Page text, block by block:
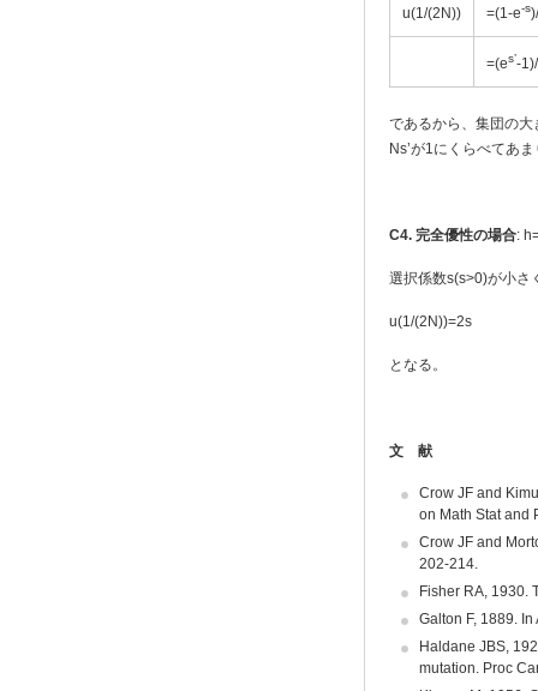
u(1/(2N)) =(1-e-s
=(es’-
であるから、集団の
Ns’が1にくらべてあ
C4. 完全優性の場合:
選択係数s(s>0)が小さ
u(1/(2N))=2s
となる。
文 献
Crow JF and
on Math Stat and
Crow JF and
202-214.
Fisher RA, 1930.
Galton F, 1889.
Haldane JBS,
mutation. Proc